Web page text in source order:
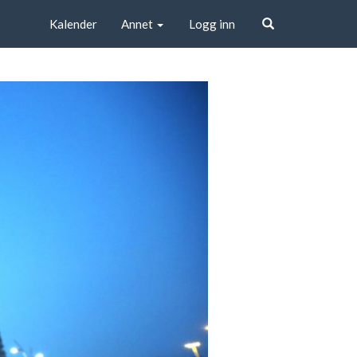
Kalender Annet Logg inn